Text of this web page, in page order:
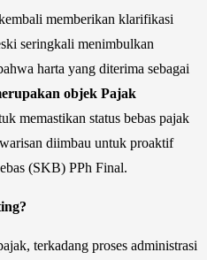
memberikan klarifikasi
seringkali menimbulkan
harta yang diterima sebagai
objek Pajak
memastikan status bebas pajak
diimbau untuk proaktif
(SKB) PPh Final.
terkadang proses administrasi